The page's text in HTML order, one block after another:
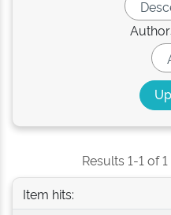
Results 1-1 of
Item hits: